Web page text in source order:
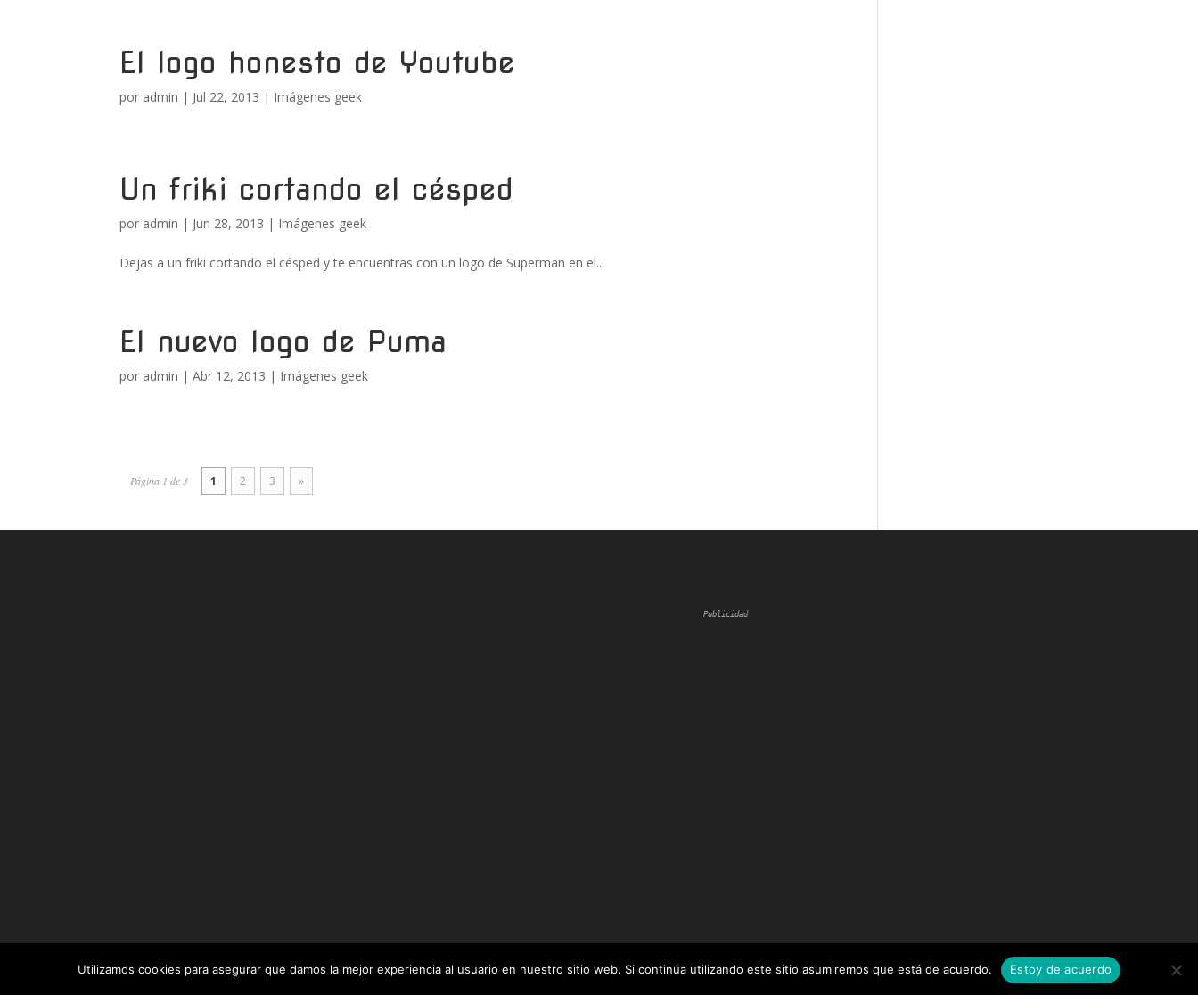
El logo honesto de Youtube
por admin | Jul 22, 2013 | Imágenes geek
Un friki cortando el césped
por admin | Jun 28, 2013 | Imágenes geek
Dejas a un friki cortando el césped y te encuentras con un logo de Superman en el...
El nuevo logo de Puma
por admin |Abr 12, 2013 | Imágenes geek
Página 1 de 3 1 2 3 »
Publicidad
Diseñado porElegant Themes| Desarrollado porWordPress
Utilizamos cookies para asegurar que damos la mejor experiencia al usuario en nuestro sitio web. Si continúa utilizando este sitio asumiremos que está de acuerdo. Estoy de acuerdo